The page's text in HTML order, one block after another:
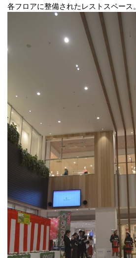
各フロアに整備されたレストスペース。